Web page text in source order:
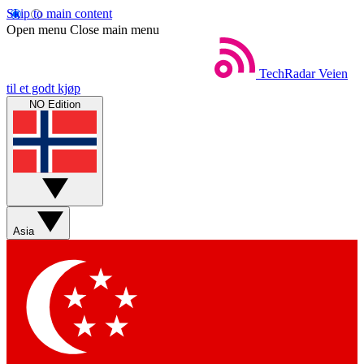
Skip to main content
Open menu Close main menu
TechRadar Veien
til et godt kjøp
NO Edition
Asia